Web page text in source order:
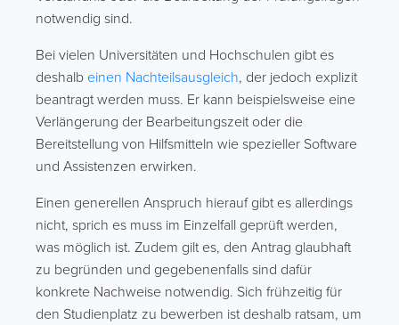
notwendig sind.
Bei vielen Universitäten und Hochschulen gibt es
deshalb einen Nachteilsausgleich, der jedoch explizit
beantragt werden muss. Er kann beispielsweise eine
Verlängerung der Bearbeitungszeit oder die
Bereitstellung von Hilfsmitteln wie spezieller Software
und Assistenzen erwirken.
Einen generellen Anspruch hierauf gibt es allerdings
nicht, sprich es muss im Einzelfall geprüft werden,
was möglich ist. Zudem gilt es, den Antrag glaubhaft
zu begründen und gegebenenfalls sind dafür
konkrete Nachweise notwendig. Sich frühzeitig für
den Studienplatz zu bewerben ist deshalb ratsam, um